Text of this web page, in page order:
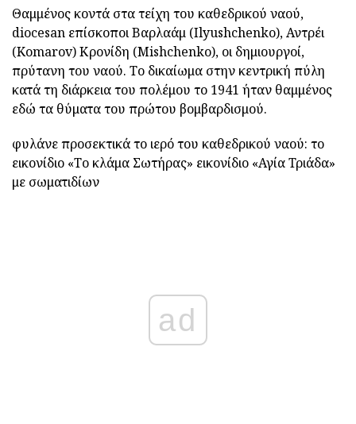
Θαμμένος κοντά στα τείχη του καθεδρικού ναού,
diocesan επίσκοποι Βαρλαάμ (Ilyushchenko), Αντρέι
(Komarov) Κρονίδη (Mishchenko), οι δημιουργοί,
πρύτανη του ναού. Το δικαίωμα στην κεντρική πύλη
κατά τη διάρκεια του πολέμου το 1941 ήταν θαμμένος
εδώ τα θύματα του πρώτου βομβαρδισμού.
φυλάνε προσεκτικά το ιερό του καθεδρικού ναού: το
εικονίδιο «Το κλάμα Σωτήρας» εικονίδιο «Αγία Τριάδα»
με σωματιδίων
ad